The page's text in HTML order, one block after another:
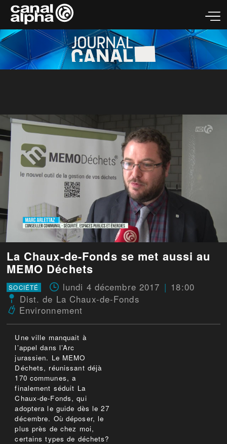
La Chaux-de-Fonds se met aussi au
MEMO Déchets
SOCIÉTÉ lundi 4 décembre 2017
18:00
Dist. de La Chaux-de-Fonds
Environnement
Une ville manquait à
l’appel dans l’Arc
jurassien. Le MEMO
Déchets, réunissant déjà
170 communes, a
finalement séduit La
Chaux-de-Fonds, qui
adoptera le guide dès le 27
décembre. Où déposer, le
plus près de chez moi,
certains types de déchets?